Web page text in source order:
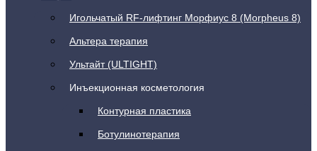
Игольчатый RF-лифтинг Морфиус 8 (Morpheus 8)
Альтера терапия
Ультайт (ULTIGHT)
Инъекционная косметология
Контурная пластика
Ботулинотерапия